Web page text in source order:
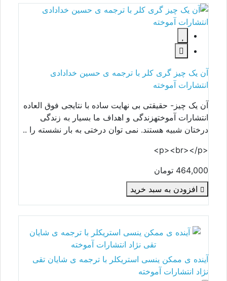
آن یک چیز گری کلر با ترجمه ی حسین خدادادی
انتشارات آموخته
آن یک چیز- حقیقتی بی نهایت ساده با نتایجی فوق العاده
انتشارات آموختهزندگی و اهداف ما بسیار به زندگی
درختان شبیه هستند. نمی توان درختی به بار نشسته را ..
464,000 تومان
افزودن به سبد خرید
آینده ی ممکن ینسی استریکلر با ترجمه ی شایان تقی
نژاد انتشارات آموخته